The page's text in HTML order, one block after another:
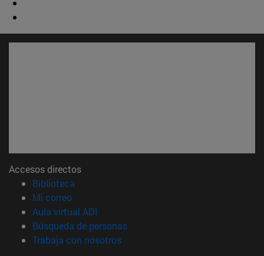
Accesos directos
Biblioteca
Mi correo(abre en nueva ventana)
Aula virtual ADI
Búsqueda de personas(abre en nueva ventana)
Trabaja con nosotros(abre en nueva ventana)